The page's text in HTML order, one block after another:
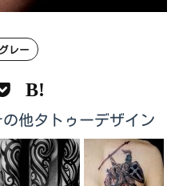
レー
他タトゥーデザイン